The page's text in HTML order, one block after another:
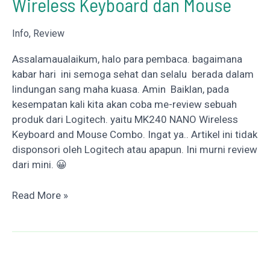
Info, Review
Assalamaualaikum, halo para pembaca. bagaimana
kabar hari ini semoga sehat dan selalu berada dalam
lindungan sang maha kuasa. Amin Baiklan, pada
kesempatan kali kita akan coba me-review sebuah
produk dari Logitech. yaitu MK240 NANO Wireless
Keyboard and Mouse Combo. Ingat ya.. Artikel ini tidak
disponsori oleh Logitech atau apapun. Ini murni review
dari mini. 😀
REVIEW
Read More »